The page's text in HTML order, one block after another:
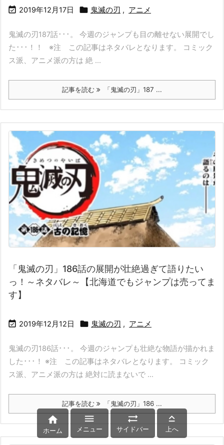
 2019年12月17日  鬼滅の刃 , アニメ
鬼滅の刃187話･･･。 今週のジャンプも目の離せない展開でし
た･･･！！ ※注 この記事はネタバレとなります。 コミック
ス派、アニメ派の方は 絶 ...
記事を読む 「鬼滅の刃」187 ...
「鬼滅の刃」186話の展開が壮絶過ぎて語りたい
っ！～ネタバレ～【北海道でもジャンプは売ってま
す】
 2019年12月12日  鬼滅の刃 , アニメ
鬼滅の刃186話･･･。 今週のジャンプも壮絶な物語が描かれま
した･･･！ ※注 この記事はネタバレとなります。 コミック
ス派、アニメ派の方は 絶対に読まないで ...
記事を読む 「鬼滅の刃」186 ...

ホーム

メニュー

サイドバー

上へ